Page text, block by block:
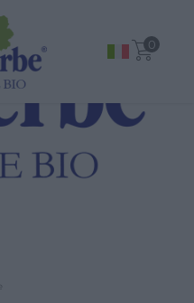
0